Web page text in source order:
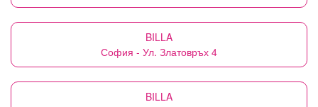
BILLA
София - Ул. Златовръх 4
BILLA